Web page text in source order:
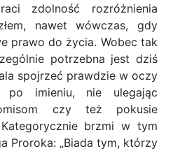
zdolność rozróżnienia
nawet wówczas, gdy
prawo do życia. Wobec tak
potrzebna jest dziś
spojrzeć prawdzie w oczy
imieniu, nie ulegając
czy też pokusie
brzmi w tym
Proroka: „Biada tym, którzy